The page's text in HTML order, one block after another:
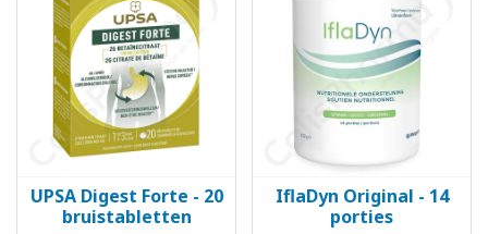
UPSA Digest Forte - 20
bruistabletten
IflaDyn Original - 14
porties